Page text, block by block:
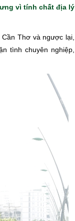
vì tính chất địa lý
Thơ và ngược lại,
tình chuyên nghiệp,